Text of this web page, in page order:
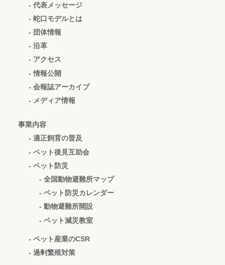
- 代表メッセージ
- 蛇口モデルとは
- 団体情報
- 沿革
- アクセス
- 情報公開
- 会報誌アーカイブ
- メディア情報
事業内容
- 適正飼育の普及
- ペット後見互助会
- ペット防災
- 全国動物避難所マップ
- ペット防災カレンダー
- 動物避難所開設
- ペット減災教室
- ペット産業のCSR
- 過剰繁殖対策